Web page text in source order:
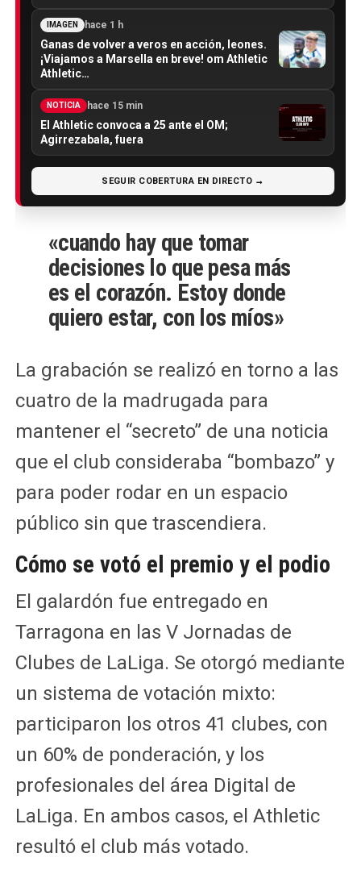
IMAGEN hace 1 h
Ganas de volver a veros en acción, leones.
¡Viajamos a Marsella en breve! om Athletic
Athletic…
NOTICIA hace 15 min
El Athletic convoca a 25 ante el OM;
Agirrezabala, fuera
SEGUIR COBERTURA EN DIRECTO →
«cuando hay que tomar
decisiones lo que pesa más
es el corazón. Estoy donde
quiero estar, con los míos»
La grabación se realizó en torno a las
cuatro de la madrugada para
mantener el “secreto” de una noticia
que el club consideraba “bombazo” y
para poder rodar en un espacio
público sin que trascendiera.
Cómo se votó el premio y el podio
El galardón fue entregado en
Tarragona en las V Jornadas de
Clubes de LaLiga. Se otorgó mediante
un sistema de votación mixto:
participaron los otros 41 clubes, con
un 60% de ponderación, y los
profesionales del área Digital de
LaLiga. En ambos casos, el Athletic
resultó el club más votado.